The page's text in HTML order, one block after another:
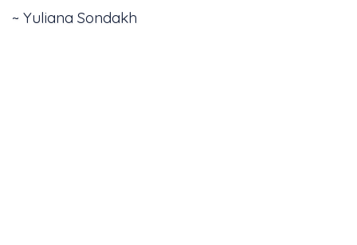
~ Yuliana Sondakh